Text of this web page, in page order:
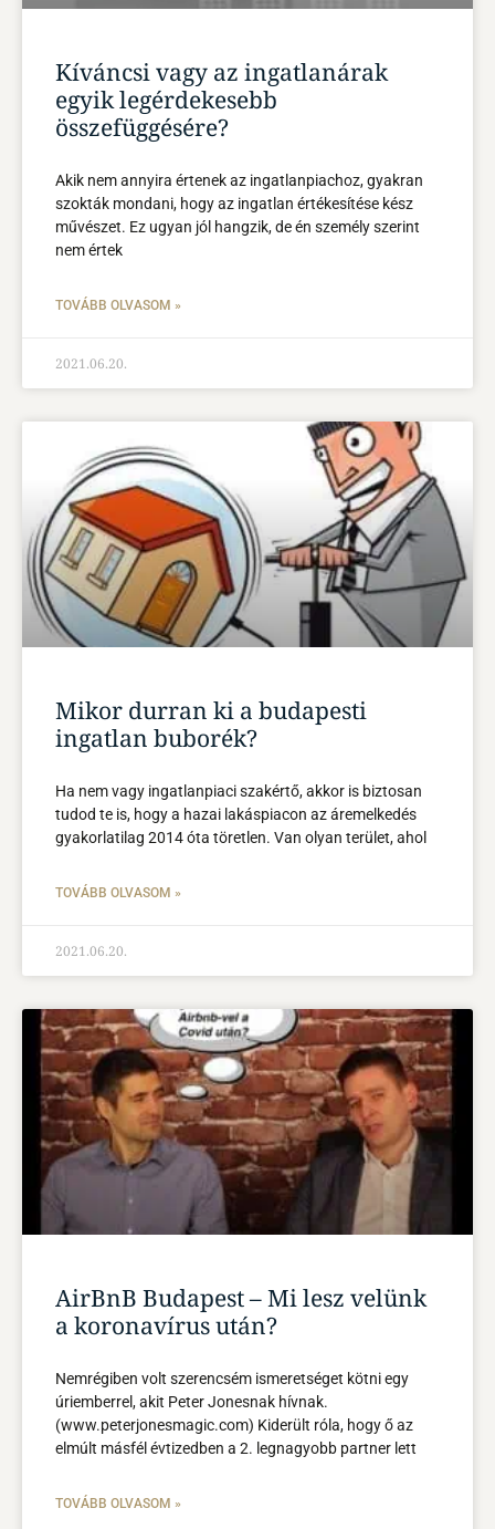
Kíváncsi vagy az ingatlanárak
egyik legérdekesebb
összefüggésére?
Akik nem annyira értenek az ingatlanpiachoz, gyakran
szokták mondani, hogy az ingatlan értékesítése kész
művészet. Ez ugyan jól hangzik, de én személy szerint
nem értek
TOVÁBB OLVASOM »
2021.06.20.
Mikor durran ki a budapesti
ingatlan buborék?
Ha nem vagy ingatlanpiaci szakértő, akkor is biztosan
tudod te is, hogy a hazai lakáspiacon az áremelkedés
gyakorlatilag 2014 óta töretlen. Van olyan terület, ahol
TOVÁBB OLVASOM »
2021.06.20.
AirBnB Budapest – Mi lesz velünk
a koronavírus után?
Nemrégiben volt szerencsém ismeretséget kötni egy
úriemberrel, akit Peter Jonesnak hívnak.
(www.peterjonesmagic.com) Kiderült róla, hogy ő az
elmúlt másfél évtizedben a 2. legnagyobb partner lett
TOVÁBB OLVASOM »